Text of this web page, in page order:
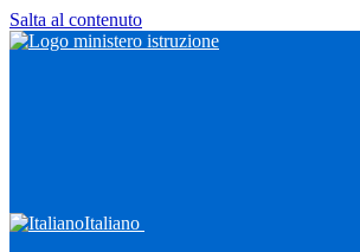
Salta al contenuto
Italiano